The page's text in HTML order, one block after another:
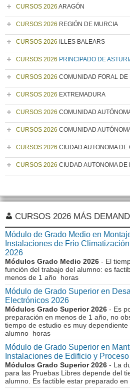
CURSOS 2026 ARAGÓN
CURSOS 2026 REGIÓN DE MURCIA
CURSOS 2026 ILLES BALEARS
CURSOS 2026 PRINCIPADO DE
CURSOS 2026 COMUNIDAD FORAL DE
CURSOS 2026 EXTREMADURA
CURSOS 2026 COMUNIDAD
CURSOS 2026 COMUNIDAD
CURSOS 2026 CIUDAD AUTONOMA DE
CURSOS 2026 CIUDAD AUTONOMA DE
CURSOS 2026 MÁS
Módulo de Grado Medio en
Instalaciones de Frio
2026
Módulos Grado Medio 2026 - El
función del trabajo del alumno: es
menos de 1 año horas
Módulo de Grado Superior en
Electrónicos 2026
Módulos Grado Superior 2026 - Es
preparación en menos de 1 año, no
tiempo de estudio es muy
alumno horas
Módulo de Grado Superior en
Instalaciones de Edificio y
Módulos Grado Superior 2026 - La
para las Pruebas Libres depende del
alumno. Es factible estar preparado